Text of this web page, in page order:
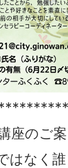
座のご
はなく